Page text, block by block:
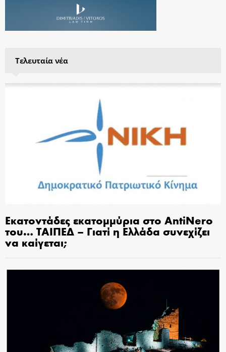
Τελευταία νέα
Εκατοντάδες εκατομμύρια στο AntiNero
του… ΤΑΙΠΕΔ – Γιατί η Ελλάδα συνεχίζει
να καίγεται;